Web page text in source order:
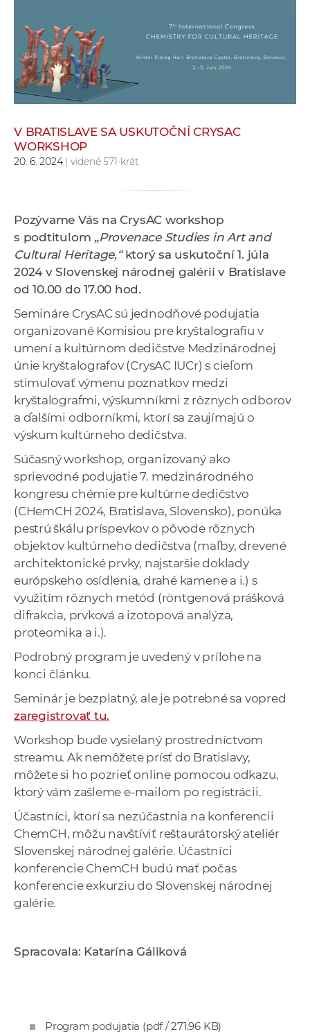
r
c
h
a
a
c
o
í
A
V BRATISLAVE SA USKUTOČNÍ CRYSAC
WORKSHOP
20. 6. 2024| videné 571-krát
Pozývame Vás na CrysAC workshop
s podtitulom „Provenace Studies in Art and
Cultural Heritage,“ ktorý sa uskutoční1. júla
2024 v Slovenskej národnej galérii v Bratislave
od 10.00 do 17.00 hod.
Semináre CrysAC sú jednodňové podujatia
organizované Komisiou pre kryštalografiu v
umení a kultúrnom dedičstve Medzinárodnej
únie kryštalografov (CrysAC IUCr) s cieľom
stimulovať výmenu poznatkov medzi
kryštalografmi, výskumníkmi z rôznych odborov
a ďalšími odborníkmi, ktorí sa zaujímajú o
výskum kultúrneho dedičstva.
Súčasný workshop, organizovaný ako
sprievodné podujatie 7. medzinárodného
kongresu chémie pre kultúrne dedičstvo
(CHemCH 2024, Bratislava, Slovensko), ponúka
pestrú škálu príspevkov o pôvode rôznych
objektov kultúrneho dedičstva (maľby, drevené
architektonické prvky, najstaršie doklady
európskeho osídlenia, drahé kamene a i.) s
využitím rôznych metód (röntgenová prášková
difrakcia, prvková a izotopová analýza,
proteomika a i.).
Podrobný program je uvedený v prílohe na
konci článku.
Seminár je bezplatný, ale je potrebné sa vopred
zaregistrovať tu.
Workshop bude vysielaný prostredníctvom
streamu. Ak nemôžete prísť do Bratislavy,
môžete si ho pozrieť online pomocou odkazu,
ktorý vám zašleme e-mailom po registrácii.
Účastníci, ktorí sa nezúčastnia na konferencii
ChemCH, môžu navštíviť reštaurátorský ateliér
Slovenskej národnej galérie. Účastníci
konferencie ChemCH budú mať počas
konferencie exkurziu do Slovenskej národnej
galérie.
Spracovala: Katarína Gáliková
Program podujatia (pdf / 271.96 KB)